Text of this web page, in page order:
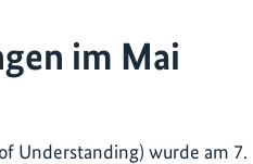
im Mai
Understanding) wurde am 7.